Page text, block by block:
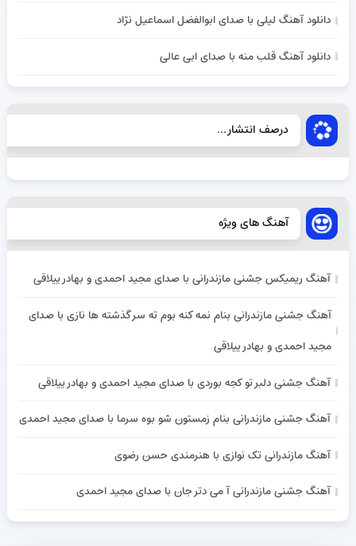
دانلود آهنگ لیلی با صدای ابوالفضل اسماعیل نژاد
دانلود آهنگ قلب منه با صدای ابی عالی
درصف انتشار...
آهنگ های ویژه
آهنگ ریمیکس جشنی مازندرانی با صدای مجید احمدی و بهادر ییلاقی
آهنگ جشنی مازندرانی بنام نمه کنه بوم ته سر گذشته ها نازی با صدای
مجید احمدی و بهادر ییلاقی
آهنگ جشنی دلبر تو کجه بوردی با صدای مجید احمدی و بهادر ییلاقی
آهنگ جشنی مازندرانی بنام زمستون شو بوه سرما با صدای مجید احمدی
آهنگ مازندرانی تک نوازی با هنرمندی حسن رضوی
آهنگ جشنی مازندرانی آ می دتر جان با صدای مجید احمدی